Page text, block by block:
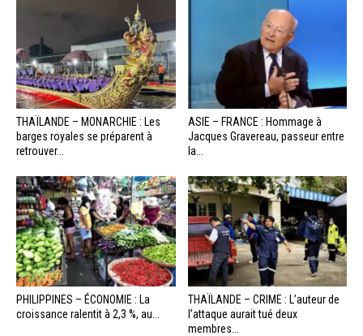
THAÏLANDE – MONARCHIE : Les
barges royales se préparent à
retrouver...
ASIE – FRANCE : Hommage à
Jacques Gravereau, passeur entre
la...
PHILIPPINES – ÉCONOMIE : La
croissance ralentit à 2,3 %, au...
THAÏLANDE – CRIME : L’auteur de
l’attaque aurait tué deux
membres...